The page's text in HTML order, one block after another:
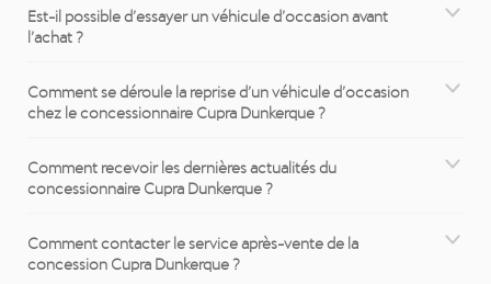
Est-il possible d’essayer un véhicule d’occasion avant
l’achat ?
Comment se déroule la reprise d’un véhicule d’occasion
chez le concessionnaire Cupra Dunkerque ?
Comment recevoir les dernières actualités du
concessionnaire Cupra Dunkerque ?
Comment contacter le service après-vente de la
concession Cupra Dunkerque ?